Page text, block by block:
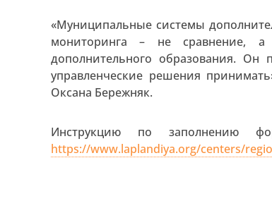
«Муниципальные системы
мониторинга – не сравнение, а
дополнительного образования. Он
управленческие решения
Оксана Бережняк.
Инструкцию по заполнению
https://www.laplandiya.org/centers/